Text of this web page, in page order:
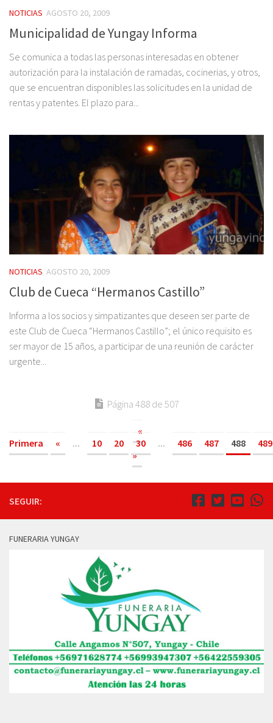
NOTICIAS AGOSTO 20, 2009
Municipalidad de Yungay Informa
Se comunica a todas las personas interesadas en obtener
autorización para la instalación de ramadas, cocinerias, y otros,
que se encuentran disponibles las solicitudes en la unidad de
rentas y patentes. El plazo para...
NOTICIAS AGOSTO 20, 2009
Club de Cueca “Hermanos Castillo”
Informa a los socios y simpatizantes que deseen ser parte de
este Club de Cueca “Hermanos Castillo”; el único requisito es
ser mayor de 15 años, a participar de una reunión de carácter
urgente...
Página 488 de 507
«
Primera
« ... 10 20 30 ... 486 487 488
489
»
SEGUIR:
FUNERARIA YUNGAY